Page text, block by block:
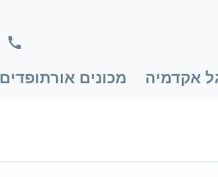
אקדמיה מכונים אורתופדים